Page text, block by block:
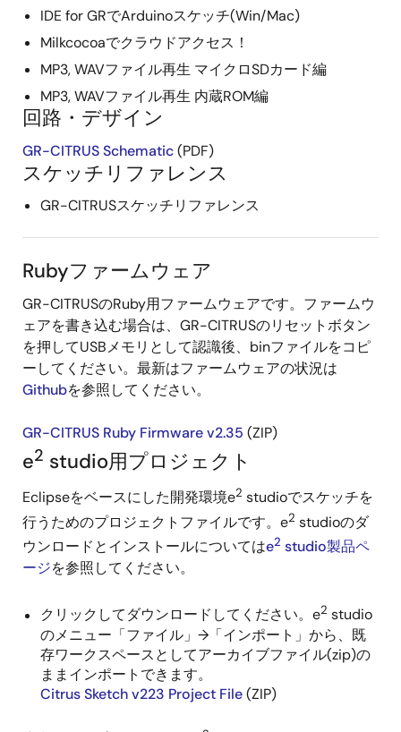
IDE for GRでArduinoスケッチ(Win/Mac)
Milkcocoaでクラウドアクセス！
MP3, WAVファイル再生 マイクロSDカード編
MP3, WAVファイル再生 内蔵ROM編
回路・デザイン
GR-CITRUS Schematic(PDF)
スケッチリファレンス
GR-CITRUSスケッチリファレンス
Rubyファームウェア
GR-CITRUSのRuby用ファームウェアです。ファームウ
ェアを書き込む場合は、GR-CITRUSのリセットボタン
を押してUSBメモリとして認識後、binファイルをコピ
ーしてください。最新はファームウェアの状況は
Githubを参照してください。
GR-CITRUS Ruby Firmware v2.35 (ZIP)
e2 studio用プロジェクト
Eclipseをベースにした開発環境e2 studioでスケッチを
行うためのプロジェクトファイルです。e2 studioのダ
ウンロードとインストールについてはe2 studio製品ペ
ージを参照してください。
クリックしてダウンロードしてください。e2 studio
のメニュー「ファイル」→「インポート」から、既
存ワークスペースとしてアーカイブファイル(zip)の
ままインポートできます。
Citrus Sketch v223 Project File(ZIP)